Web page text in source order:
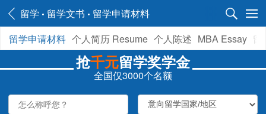
留学 留学文书
留学申请材料
留学申请材料 个人简历 Resume 个人陈述 MBA Essay 留
抢千元留学奖学金
全国仅3000个名额